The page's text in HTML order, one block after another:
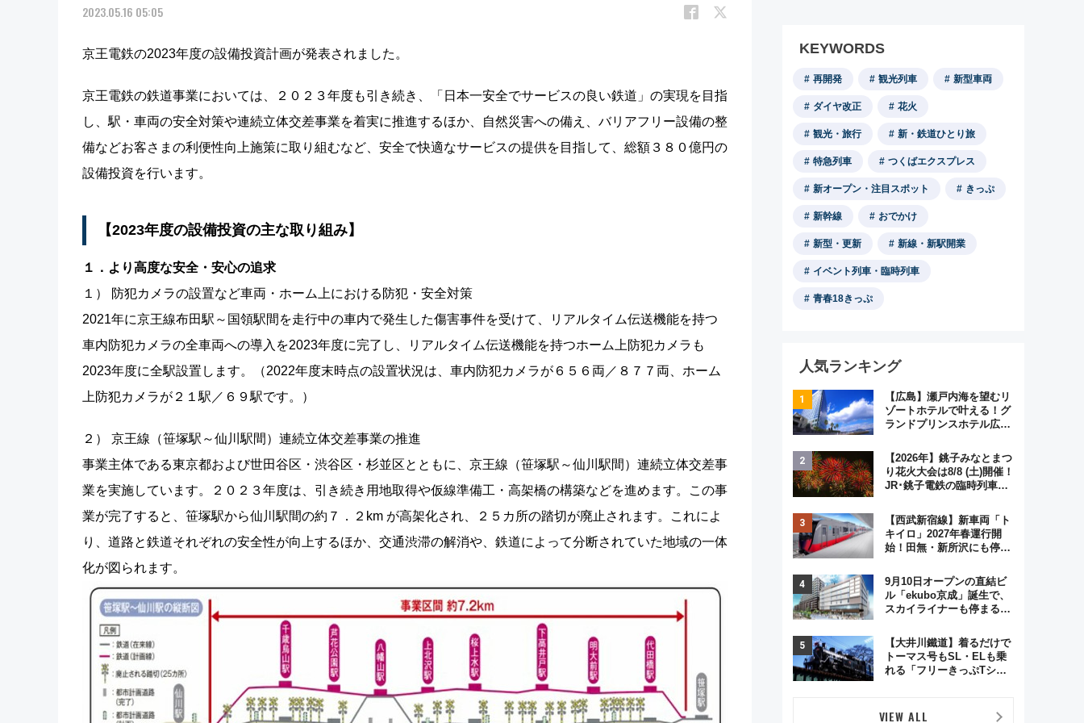
2023.05.16 05:05
京王電鉄の2023年度の設備投資計画が発表されました。
京王電鉄の鉄道事業においては、２０２３年度も引き続き、「日本一安全でサービスの良い鉄道」の実現を目指
し、駅・車両の安全対策や連続立体交差事業を着実に推進するほか、自然災害への備え、バリアフリー設備の整
備などお客さまの利便性向上施策に取り組むなど、安全で快適なサービスの提供を目指して、総額３８０億円の
設備投資を行います。
【2023年度の設備投資の主な取り組み】
１．より高度な安全・安心の追求
１） 防犯カメラの設置など車両・ホーム上における防犯・安全対策
2021年に京王線布田駅～国領駅間を走行中の車内で発生した傷害事件を受けて、リアルタイム伝送機能を持つ
車内防犯カメラの全車両への導入を2023年度に完了し、リアルタイム伝送機能を持つホーム上防犯カメラも
2023年度に全駅設置します。（2022年度末時点の設置状況は、車内防犯カメラが６５６両／８７７両、ホーム
上防犯カメラが２１駅／６９駅です。）
２） 京王線（笹塚駅～仙川駅間）連続立体交差事業の推進
事業主体である東京都および世田谷区・渋谷区・杉並区とともに、京王線（笹塚駅～仙川駅間）連続立体交差事
業を実施しています。２０２３年度は、引き続き用地取得や仮線準備工・高架橋の構築などを進めます。この事
業が完了すると、笹塚駅から仙川駅間の約７．２km が高架化され、２５カ所の踏切が廃止されます。これによ
り、道路と鉄道それぞれの安全性が向上するほか、交通渋滞の解消や、鉄道によって分断されていた地域の一体
化が図られます。
KEYWORDS
再開発 観光列車 新型車両
ダイヤ改正 花火
観光・旅行 新・鉄道ひとり旅
特急列車 つくばエクスプレス
新オープン・注目スポット きっぷ
新幹線 おでかけ
新型・更新 新線・新駅開業
イベント列車・臨時列車
青春18きっぷ
人気ランキング
【広島】瀬戸内海を望むリ
ゾートホテルで叶える！グ
ランドプリンスホテル広島
ジュアルパーティープラン
【2026年】銚子みなとまつ
り花火大会は8/8 (土)開催！
JR･銚子電鉄の臨時列車や
く8,000発の大迫力＆屋台
を満喫
【西武新宿線】新車両「ト
キイロ」2027年春運行開
始！田無・新所沢にも停
弾」も
9月10日オープンの直結ビ
ル「ekubo京成」誕生で、
スカイライナーも停まる巨
変わる？ 全テナント情報も
公開！
【大井川鐵道】着るだけで
トーマス号もSL・ELも乗
れる「フリーきっぷTシャ
VIEW ALL